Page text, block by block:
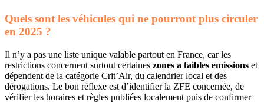
Quels sont les véhicules qui ne pourront plus circuler
en 2025 ?
Il n’y a pas une liste unique valable partout en France, car les
restrictions concernent surtout certaines zones a faibles emissions et
dépendent de la catégorie Crit’Air, du calendrier local et des
dérogations. Le bon réflexe est d’identifier la ZFE concernée, de
vérifier les horaires et règles publiées localement puis de confirmer